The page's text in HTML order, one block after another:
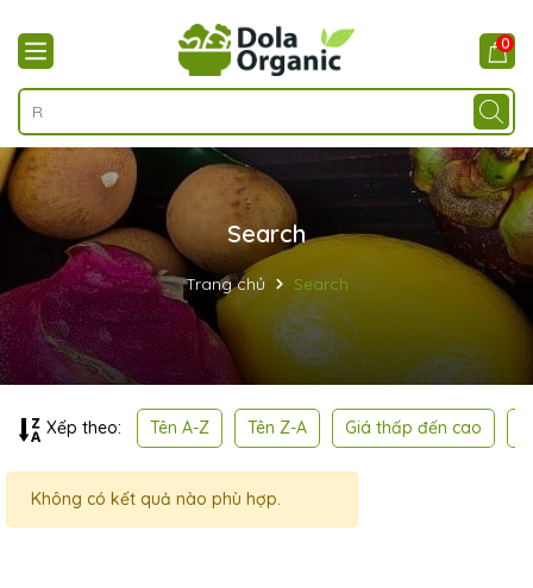
0
Search
Trang chủ Search
Xếp theo: Tên A-Z Tên Z-A Giá thấp đến cao
Không có kết quả nào phù hợp.